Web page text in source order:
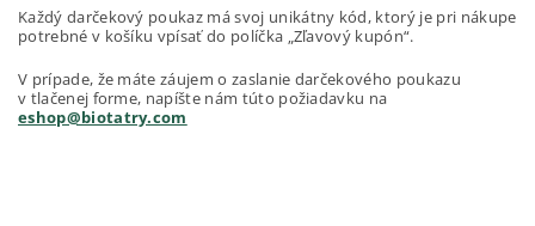
Každý darčekový poukaz má svoj unikátny kód, ktorý je pri nákupe
potrebné v košíku vpísať do políčka „Zľavový kupón“.
V prípade, že máte záujem o zaslanie darčekového poukazu
v tlačenej forme, napíšte nám túto požiadavku na
eshop@biotatry.com